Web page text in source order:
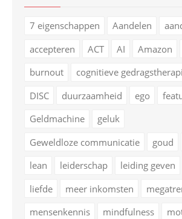
7 eigenschappen Aandelen
accepteren
ACT AI Amazon
burnout
cognitieve
DISC
duurzaamheid ego
Geldmachine
geluk
Geweldloze communicatie
goud
lean
leiderschap leiding geven
liefde
meer inkomsten
mensenkennis
mindfulness